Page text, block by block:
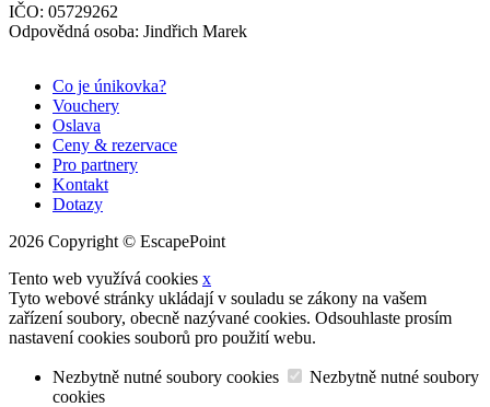
IČO: 05729262
Odpovědná osoba: Jindřich Marek
Co je únikovka?
Vouchery
Oslava
Ceny & rezervace
Pro partnery
Kontakt
Dotazy
2026 Copyright © EscapePoint
Tento web využívá cookies x
Tyto webové stránky ukládají v souladu se zákony na vašem
zařízení soubory, obecně nazývané cookies. Odsouhlaste prosím
nastavení cookies souborů pro použití webu.
Nezbytně nutné soubory cookies
Nezbytně nutné soubory
cookies